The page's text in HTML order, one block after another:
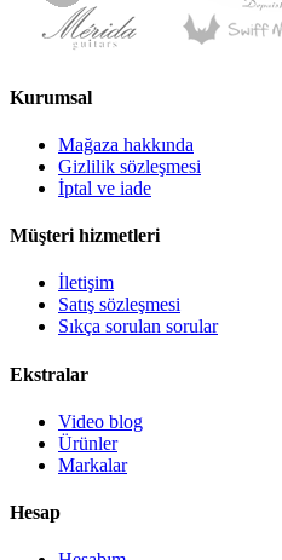
Kurumsal
Mağaza hakkında
Gizlilik sözleşmesi
İptal ve iade
Müşteri hizmetleri
İletişim
Satış sözleşmesi
Sıkça sorulan sorular
Ekstralar
Video blog
Ürünler
Markalar
Hesap